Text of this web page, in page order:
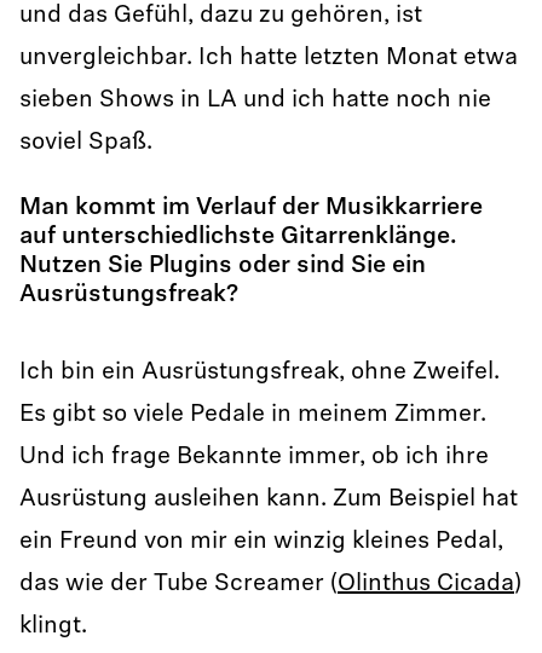
und das Gefühl, dazu zu gehören, ist
unvergleichbar. Ich hatte letzten Monat etwa
sieben Shows in LA und ich hatte noch nie
soviel Spaß.
Man kommt im Verlauf der Musikkarriere
auf unterschiedlichste Gitarrenklänge.
Nutzen Sie Plugins oder sind Sie ein
Ausrüstungsfreak?
Ich bin ein Ausrüstungsfreak, ohne Zweifel.
Es gibt so viele Pedale in meinem Zimmer.
Und ich frage Bekannte immer, ob ich ihre
Ausrüstung ausleihen kann. Zum Beispiel hat
ein Freund von mir ein winzig kleines Pedal,
das wie der Tube Screamer (Olinthus Cicada)
klingt.